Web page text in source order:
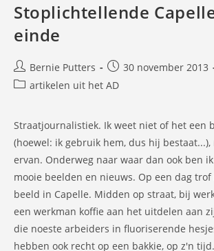
Stoplichtellende
einde
Bericht
auteur:
Bernie Putters
Bericht
gepubliceerd
30 november 2013
Berichtcategorie:
artikelen uit het AD
Straatjournalistiek. Ik weet niet of het een
(hoewel: ik gebruik hem, dus hij
ervan. Onderweg naar waar dan ook ben
mooie beelden en nieuws. Op een dag trof
beeld in Capelle. Midden op straat, bij
een werkman koffie aan het uitdelen aan
die noeste arbeiders in fluoriserende
hebben ook recht op een bakkie, op z'n